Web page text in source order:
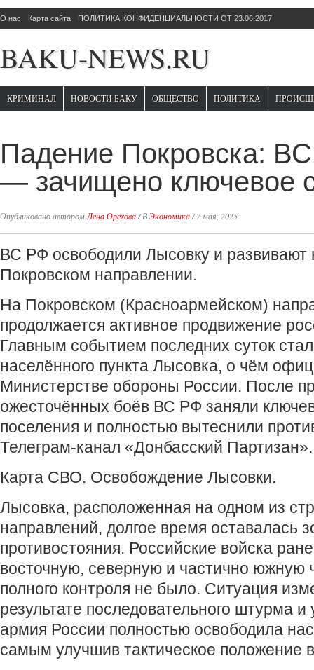
О нас Карта сайта ПОЛИТИКА КОНФИДЕНЦИАЛЬНОСТИ ОТ 23.06.2017
BAKU-NEWS.RU
КРИМИНАЛ НОВОСТИ БАКУ ОБЩЕСТВО ПОЛИТИКА
Падение Покровска:
— зачищено ключевое
Опубликовано авторомЛена Орехова/ВЭкономика/7 мая, 2025
ВС РФ освободили Лысовку и развивают
Покровском направлении.
На Покровском (Красноармейском)
продолжается активное продвижение
Главным событием последних суток
населённого пункта Лысовка, о чём
Министерстве обороны России. После
ожесточённых боёв ВС РФ заняли
поселения и полностью вытеснили
Телеграм-канал «Донбасский Партизан».
Карта СВО. Освобождение Лысовки.
Лысовка, расположенная на одном из
направлений, долгое время оставалась
противостояния. Российские войска
восточную, северную и частично южную
полного контроля не было. Ситуация
результате последовательного штурма
армия России полностью освободила
самым улучшив тактическое положение